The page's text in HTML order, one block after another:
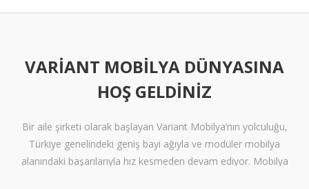
VARIANT MOBILYA DÜNYASINA
HOŞ GELDINIZ
Bir aile şirketi olarak başlayan Variant Mobilya’nın yolculuğu,
Türkiye genelindeki geniş bayi ağıyla ve modüler mobilya
alanındaki başarılarıyla hız kesmeden devam ediyor. Mobilya